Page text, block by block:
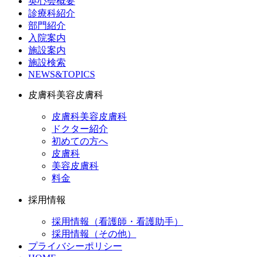
診療科紹介
部門紹介
入院案内
施設案内
施設検索
NEWS&TOPICS
皮膚科美容皮膚科
皮膚科美容皮膚科
ドクター紹介
初めての方へ
皮膚科
美容皮膚科
料金
採用情報
採用情報（看護師・看護助手）
採用情報（その他）
プライバシーポリシー